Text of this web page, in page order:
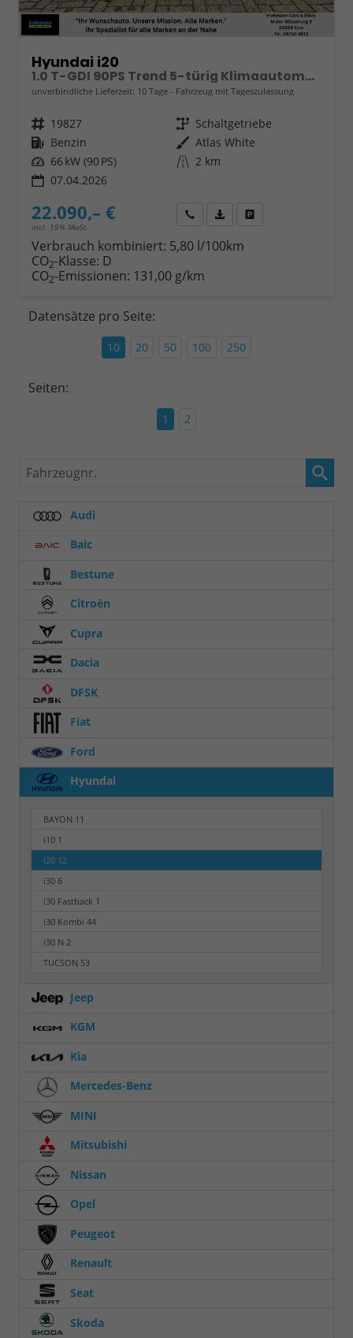
Hyundai i20
1.0 T-GDI 90PS Trend 5-türig Klimaautomatik Sitzheizung Lenkradheizung Rückf.Kamera PDC Apple CarPlay Android Auto Tempomat Touchscreen 16"LM
unverbindliche Lieferzeit: 10 Tage Fahrzeug mit Tageszulassung
Fahrzeugnr. 19827 Getriebe Schaltgetriebe
Kraftstoff Benzin Außenfarbe Atlas White
Leistung 66 kW (90 PS) Kilometerstand 2 km
07.04.2026
22.090,– €
incl. 19% MwSt.
Wir rufen Sie anFahrzeugexposé (PDF)
Verbrauch kombiniert: 5,80 l/100km
CO2-Klasse: D
CO2-Emissionen: 131,00 g/km
Datensätze pro Seite:
10 20 50 100 250
Seiten:
1 2
Fahrzeugnr.
Audi
Baic
Bestune
Citroën
Cupra
Dacia
DFSK
Fiat
Ford
Hyundai
BAYON 11
i10 1
i20 12
i30 6
i30 Fastback 1
i30 Kombi 44
i30 N 2
TUCSON 53
Jeep
KGM
Kia
Mercedes-Benz
MINI
Mitsubishi
Nissan
Opel
Peugeot
Renault
Seat
Skoda